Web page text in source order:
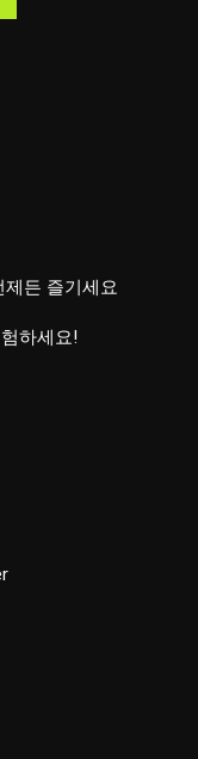
든 즐기세요
하세요!